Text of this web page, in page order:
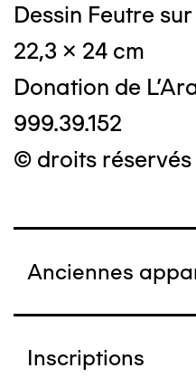
Dessin Feutre
22,3 x 24 cm
Donation de
999.39.152
© droits réservés
Anciennes
Inscriptions